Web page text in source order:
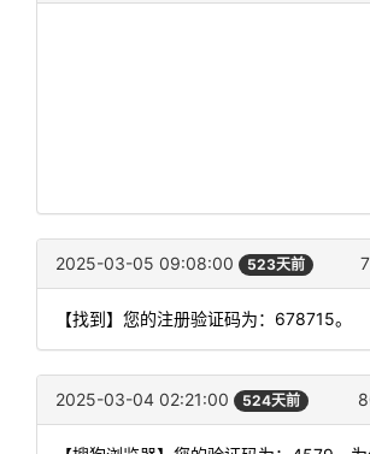
2025-03-05 09:08:00 523天前
【找到】您的注册验证码为：678715。
2025-03-04 02:21:00 524天前